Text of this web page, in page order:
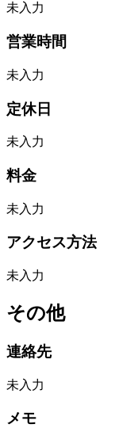
未入力
営業時間
未入力
定休日
未入力
料金
未入力
アクセス方法
未入力
その他
連絡先
未入力
メモ